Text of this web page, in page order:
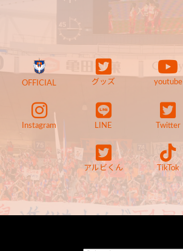
OFFICIAL グッズ youtube
Instagram LINE Twitter
アルビくん TikTok